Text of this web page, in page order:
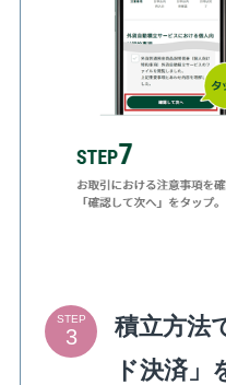
STEP
積立方法
ド決済」